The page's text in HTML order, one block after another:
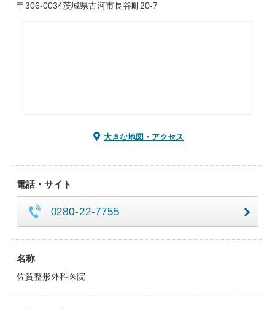
〒306-0034茨城県古河市長谷町20-7
大きな地図・アクセス
電話・サイト
0280-22-7755
名称
佐賀整形外科医院